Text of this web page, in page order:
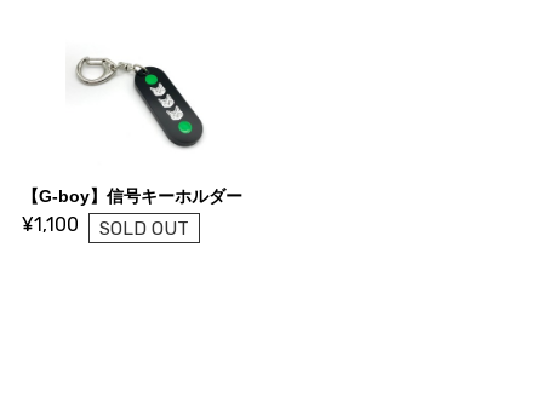
【G-boy】信号キーホルダー
¥1,100 SOLD OUT